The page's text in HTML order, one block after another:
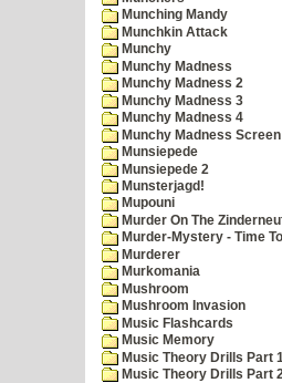
Munching Mandy
Munchkin Attack
Munchy
Munchy Madness
Munchy Madness 2
Munchy Madness 3
Munchy Madness 4
Munchy Madness
Munsiepede
Munsiepede 2
Munsterjagd!
Mupouni
Murder On The
Murder-Mystery - Time
Murderer
Murkomania
Mushroom
Mushroom Invasion
Music Flashcards
Music Memory
Music Theory Drills Part
Music Theory Drills Part